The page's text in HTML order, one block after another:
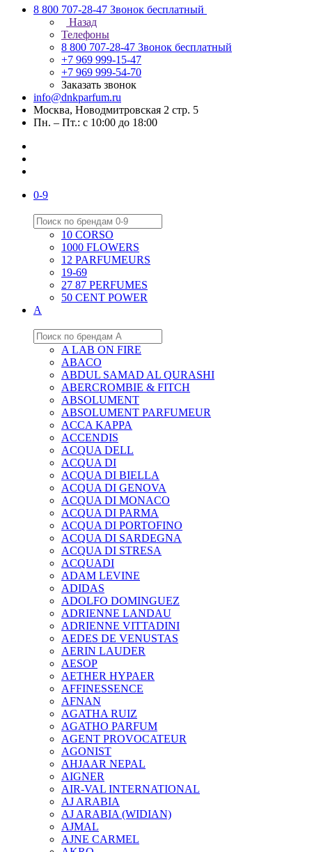
8 800 707-28-47 Звонок бесплатный
Назад
Телефоны
8 800 707-28-47 Звонок бесплатный
+7 969 999-15-47
+7 969 999-54-70
Заказать звонок
info@dnkparfum.ru
Москва, Новодмитровская 2 стр. 5
Пн. – Пт.: с 10:00 до 18:00
0-9
10 CORSO
1000 FLOWERS
12 PARFUMEURS
19-69
27 87 PERFUMES
50 CENT POWER
A
A LAB ON FIRE
ABACO
ABDUL SAMAD AL QURASHI
ABERCROMBIE & FITCH
ABSOLUMENT
ABSOLUMENT PARFUMEUR
ACCA KAPPA
ACCENDIS
ACQUA DELL
ACQUA DI
ACQUA DI BIELLA
ACQUA DI GENOVA
ACQUA DI MONACO
ACQUA DI PARMA
ACQUA DI PORTOFINO
ACQUA DI SARDEGNA
ACQUA DI STRESA
ACQUADI
ADAM LEVINE
ADIDAS
ADOLFO DOMINGUEZ
ADRIENNE LANDAU
ADRIENNE VITTADINI
AEDES DE VENUSTAS
AERIN LAUDER
AESOP
AETHER HYPAER
AFFINESSENCE
AFNAN
AGATHA RUIZ
AGATHO PARFUM
AGENT PROVOCATEUR
AGONIST
AHJAAR NEPAL
AIGNER
AIR-VAL INTERNATIONAL
AJ ARABIA
AJ ARABIA (WIDIAN)
AJMAL
AJNE CARMEL